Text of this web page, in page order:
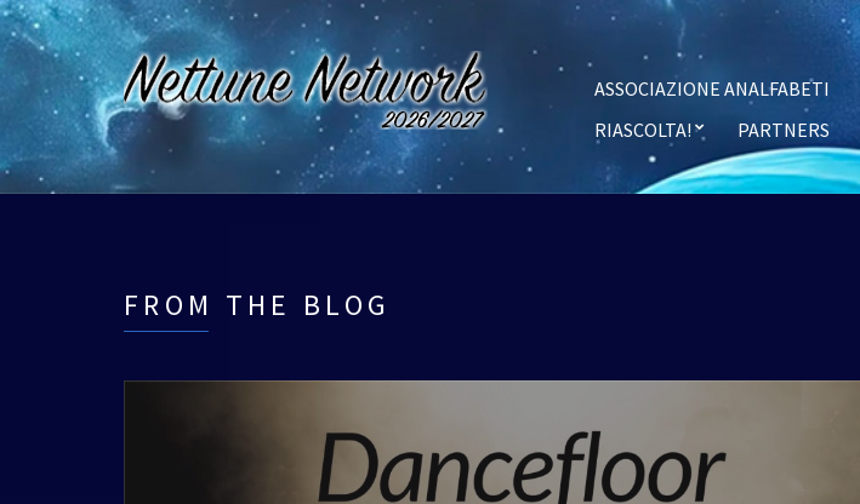
ASSOCIAZIONE ANALFABETI
RIASCOLTA!
PARTNERS
FROM THE BLOG